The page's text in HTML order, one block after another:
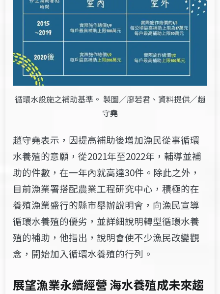
循環水設施之補助基準。 製圖／廖若君、資料提供／趙
守堯
趙守堯表示，因提高補助後增加漁民從事循環
水養殖的意願，從2021年至2022年，輔導並補
助的件數，在一年內就高達30件 。 除此之外，
目前漁業署搭配農業工程研究中心，積極的在
養殖漁業盛行的縣市舉辦說明會，向漁民宣導
循環水養殖的優劣，並詳細說明轉型循環水養
殖的補助，他指出，說明會使不少漁民改變觀
念，開始加入循環水養殖的行列。
展望漁業永續經營 海水養殖成未來趨